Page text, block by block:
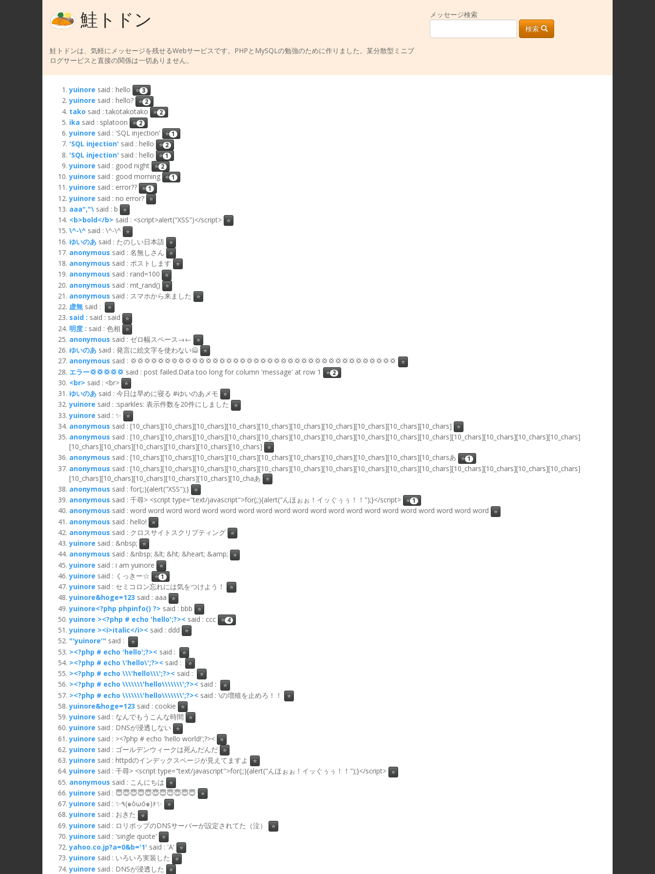
鮭トドン
鮭トドンは、気軽にメッセージを残せるWebサービスです。PHPとMySQLの勉強のために作りました。某分散型ミニブ
ログサービスと直接の関係は一切ありません。
メッセージ検索
検索
yuinore said : hello ⭐ 3
yuinore said : hello? ⭐ 2
tako said : takotakotako ⭐ 2
ika said : splatoon ⭐ 2
yuinore said : 'SQL injection' ⭐ 1
'SQL injection' said : hello ⭐ 2
'SQL injection' said : hello ⭐ 1
yuinore said : good night ⭐ 2
yuinore said : good morning ⭐ 1
yuinore said : error?? ⭐ 1
yuinore said : no error? ⭐
aaa","\ said : b ⭐
<b>bold</b> said : <script>alert("XSS")</script> ⭐
\^-\^ said : \^-\^ ⭐
ゆいのあ said : たのしい日本語 ⭐
anonymous said : 名無しさん ⭐
anonymous said : ポストします ⭐
anonymous said : rand=100 ⭐
anonymous said : mt_rand() ⭐
anonymous said : スマホから来ました ⭐
虚無 said : ⭐
said : said : said ⭐
明度 : said : 色相 ⭐
anonymous said : ゼロ幅スペース→​← ⭐
ゆいのあ said : 発言に絵文字を使わない🙅 ⭐
anonymous said : 💢💢💢💢💢💢💢💢💢💢💢💢💢💢💢💢💢💢💢💢💢💢💢💢💢💢💢💢💢💢💢💢💢💢💢💢💢💢💢 ⭐
エラー💢💢💢💢💢 said : post failed.Data too long for column 'message' at row 1 ⭐ 2
<br> said : <br> ⭐
ゆいのあ said : 今日は早めに寝る #ゆいのあメモ ⭐
yuinore said : :sparkles: 表示件数を20件にしました ⭐
yuinore said : ✨ ⭐
anonymous said : [10_chars][10_chars][10_chars][10_chars][10_chars][10_chars][10_chars][10_chars][10_chars][10_chars] ⭐
anonymous said : [10_chars][10_chars][10_chars][10_chars][10_chars][10_chars][10_chars][10_chars][10_chars][10_chars][10_chars][10_chars][10_chars][10_chars]
[10_chars][10_chars][10_chars][10_chars][10_chars][10_chars]
⭐
anonymous said : [10_chars][10_chars][10_chars][10_chars][10_chars][10_chars][10_chars][10_chars][10_chars][10_charsあ ⭐ 1
anonymous said : [10_chars][10_chars][10_chars][10_chars][10_chars][10_chars][10_chars][10_chars][10_chars][10_chars][10_chars][10_chars][10_chars][10_chars]
[10_chars][10_chars][10_chars][10_chars][10_chars][10_chaあ
⭐
anonymous said : for(;;){alert("XSS");} ⭐
anonymous said : 千尋> <script type="text/javascript">for(;;){alert("んほぉぉ！イッぐぅぅ！！");}</script> ⭐ 1
anonymous said : word word word word word word word word word word word word word word word word word word word word ⭐
anonymous said : hello! ⭐
anonymous said : クロスサイトスクリプティング ⭐
yuinore said : &nbsp; ⭐
anonymous said : &nbsp; &lt; &ht; &heart; &amp; ⭐
yuinore said : i am yuinore ⭐
yuinore said : くっきー☆ ⭐ 1
yuinore said : セミコロン忘れには気をつけよう！ ⭐
yuinore&hoge=123 said : aaa ⭐
yuinore<?php phpinfo() ?> said : bbb ⭐
yuinore ><?php # echo 'hello';?>< said : ccc ⭐ 4
yuinore ><i>italic</i>< said : ddd ⭐
"'yuinore'" said : ⭐
><?php # echo 'hello';?>< said : ⭐
><?php # echo \'hello\';?>< said : ⭐
><?php # echo \\\'hello\\\';?>< said : ⭐
><?php # echo \\\\\\\'hello\\\\\\\';?>< said : ⭐
><?php # echo \\\\\\\'hello\\\\\\\';?>< said : \の増殖を止めろ！！ ⭐
yuinore&hoge=123 said : cookie ⭐
yuinore said : なんでもうこんな時間 ⭐
yuinore said : DNSが浸透しない ⭐
yuinore said : ><?php # echo 'hello world!';?>< ⭐
yuinore said : ゴールデンウィークは死んだんだ ⭐
yuinore said : httpdのインデックスページが見えてますよ ⭐
yuinore said : 千尋> <script type="text/javascript">for(;;){alert("んほぉぉ！イッぐぅぅ！！");}</script> ⭐
anonymous said : こんにちは ⭐
yuinore said : 😇😇😇😇😇😇😇😇😇😇😇 ⭐
yuinore said : ✨٩(๑òωó๑)۶✨ ⭐
yuinore said : おきた ⭐
yuinore said : ロリポップのDNSサーバーが設定されてた（泣） ⭐
yuinore said : 'single quote' ⭐
yahoo.co.jp?a=0&b='1' said : 'A' ⭐
yuinore said : いろいろ実装した ⭐
yuinore said : DNSが浸透した ⭐